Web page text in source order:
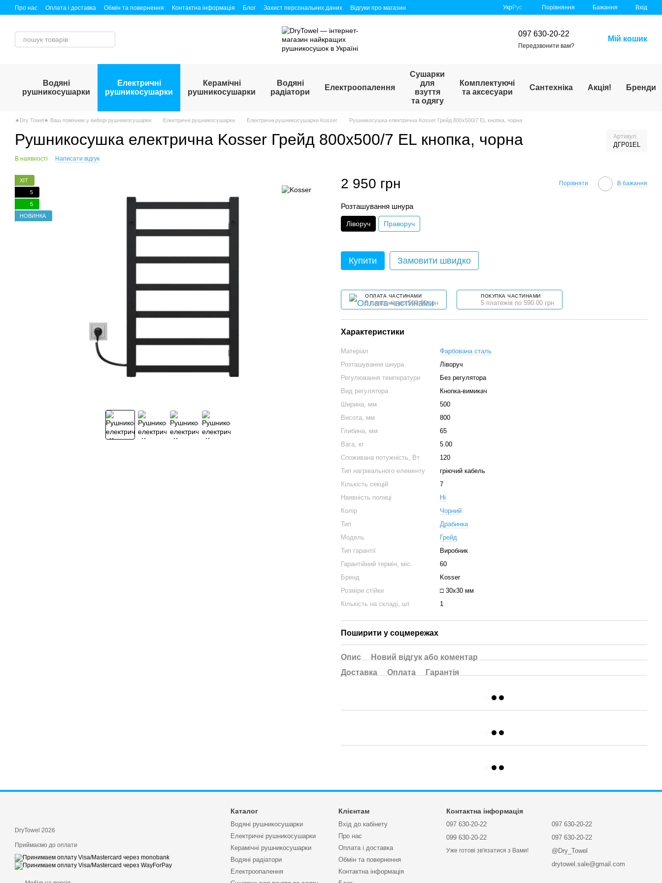
Перейти до основного контенту
Про нас Оплата і доставка Обмін та повернення Контактна інформація Блог Захист персональних даних
Відгуки про магазин
УкрРус Порівняння Бажання Вхід
097 630-20-22
Передзвонити вам?
Мій кошик
Водяні
рушникосушарки
Електричні
рушникосушарки
Керамічні
рушникосушарки
Водяні
радіатори
Електроопалення
Сушарки
для
взуття
та одягу
Комплектуючі
та аксесуари
Сантехніка Акція! Бренди
★Dry Towel★ Ваш помічник у виборі рушникосушарки Електричні рушникосушарки Електричні рушникосушарки Kosser Рушникосушка електрична Kosser Грейд 800х500/7 EL кнопка, чорна
Рушникосушка електрична Kosser Грейд 800х500/7 EL кнопка, чорна Артикул
ДГР01EL
В наявності Написати відгук
ХІТ
5
5
НОВИНКА
2 950 грн Порівняти В бажання
Розташування шнура
Ліворуч Праворуч
Купити Замовити швидко
ОПЛАТА ЧАСТИНАМИ
5 платежів по 590.00 грн
ПОКУПКА ЧАСТИНАМИ
5 платежів по 590.00 грн
Характеристики
Матеріал
Фарбована сталь
Розташування шнура
Ліворуч
Регулювання температури
Без регулятора
Вид регулятора
Кнопка-вимикач
Ширина, мм
500
Висота, мм
800
Глибина, мм
65
Вага, кг
5.00
Споживана потужність, Вт
120
Тип нагрівального елементу
гріючий кабель
Кількість секцій
7
Наявність полиці
Ні
Колір
Чорний
Тип
Драбинка
Модель
Грейд
Тип гарантії
Виробник
Гарантійний термін, міс.
60
Бренд
Kosser
Розміри стійки
□ 30х30 мм
Кількість на складі, шт
1
Поширити у соцмережах
Опис
Новий відгук або коментар
Доставка
Оплата Гарантія
DryTowel 2026
Приймаємо до оплати
Каталог
Водяні рушникосушарки
Електричні рушникосушарки
Керамічні рушникосушарки
Водяні радіатори
Електроопалення
Клієнтам
Вхід до кабінету
Про нас
Оплата і доставка
Обмін та повернення
Контактна інформація
Контактна інформація
097 630-20-22
099 630-20-22
Уже готові зв'язатися з Вами!
097 630-20-22
097 630-20-22
@Dry_Towel
drytowel.sale@gmail.com